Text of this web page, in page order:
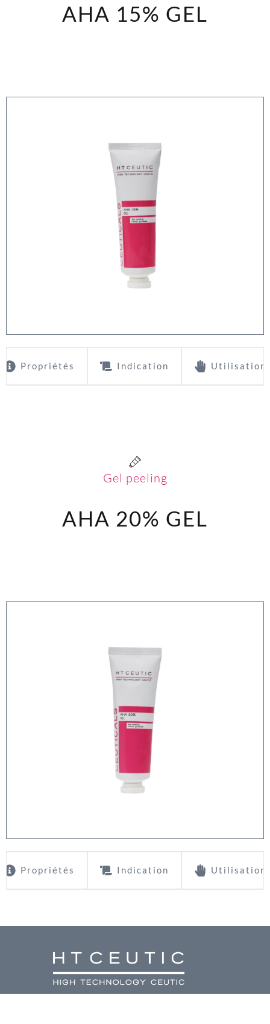
AHA 15% GEL
Propriétés Indication Utilisation
Gel peeling
AHA 20% GEL
Propriétés Indication Utilisation